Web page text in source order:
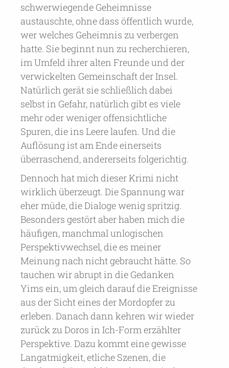
schwerwiegende Geheimnisse
austauschte, ohne dass öffentlich wurde,
wer welches Geheimnis zu verbergen
hatte. Sie beginnt nun zu recherchieren,
im Umfeld ihrer alten Freunde und der
verwickelten Gemeinschaft der Insel.
Natürlich gerät sie schließlich dabei
selbst in Gefahr, natürlich gibt es viele
mehr oder weniger offensichtliche
Spuren, die ins Leere laufen. Und die
Auflösung ist am Ende einerseits
überraschend, andererseits folgerichtig.
Dennoch hat mich dieser Krimi nicht
wirklich überzeugt. Die Spannung war
eher müde, die Dialoge wenig spritzig.
Besonders gestört aber haben mich die
häufigen, manchmal unlogischen
Perspektivwechsel, die es meiner
Meinung nach nicht gebraucht hätte. So
tauchen wir abrupt in die Gedanken
Yims ein, um gleich darauf die Ereignisse
aus der Sicht eines der Mordopfer zu
erleben. Danach dann kehren wir wieder
zurück zu Doros in Ich-Form erzählter
Perspektive. Dazu kommt eine gewisse
Langatmigkeit, etliche Szenen, die